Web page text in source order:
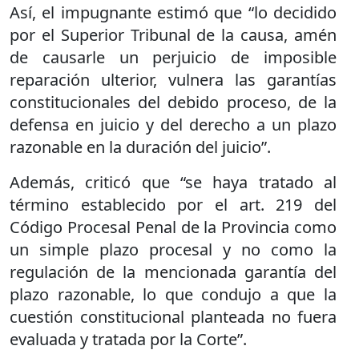
Así, el impugnante estimó que “lo decidido
por el Superior Tribunal de la causa, amén
de causarle un perjuicio de imposible
reparación ulterior, vulnera las garantías
constitucionales del debido proceso, de la
defensa en juicio y del derecho a un plazo
razonable en la duración del juicio”.
Además, criticó que “se haya tratado al
término establecido por el art. 219 del
Código Procesal Penal de la Provincia como
un simple plazo procesal y no como la
regulación de la mencionada garantía del
plazo razonable, lo que condujo a que la
cuestión constitucional planteada no fuera
evaluada y tratada por la Corte”.